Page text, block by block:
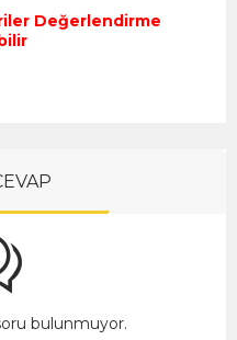
Değerlendirme
bulunmuyor.